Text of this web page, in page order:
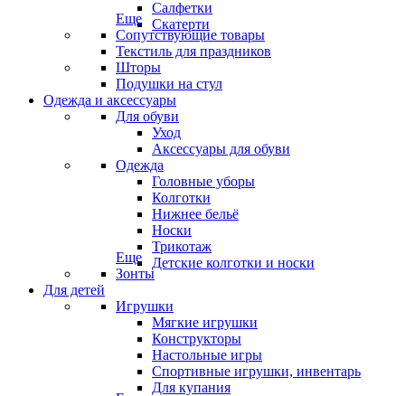
Салфетки
Скатерти
Еще
Сопутствующие товары
Текстиль для праздников
Шторы
Подушки на стул
Одежда и аксессуары
Для обуви
Уход
Аксессуары для обуви
Одежда
Головные уборы
Колготки
Нижнее бельё
Носки
Трикотаж
Детские колготки и носки
Еще
Зонты
Для детей
Игрушки
Мягкие игрушки
Конструкторы
Настольные игры
Спортивные игрушки, инвентарь
Для купания